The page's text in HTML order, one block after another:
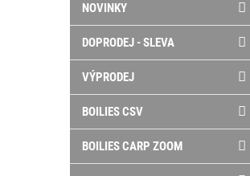
NOVINKY
DOPRODEJ - SLEVA
VÝPRODEJ
BOILIES CSV
BOILIES CARP ZOOM